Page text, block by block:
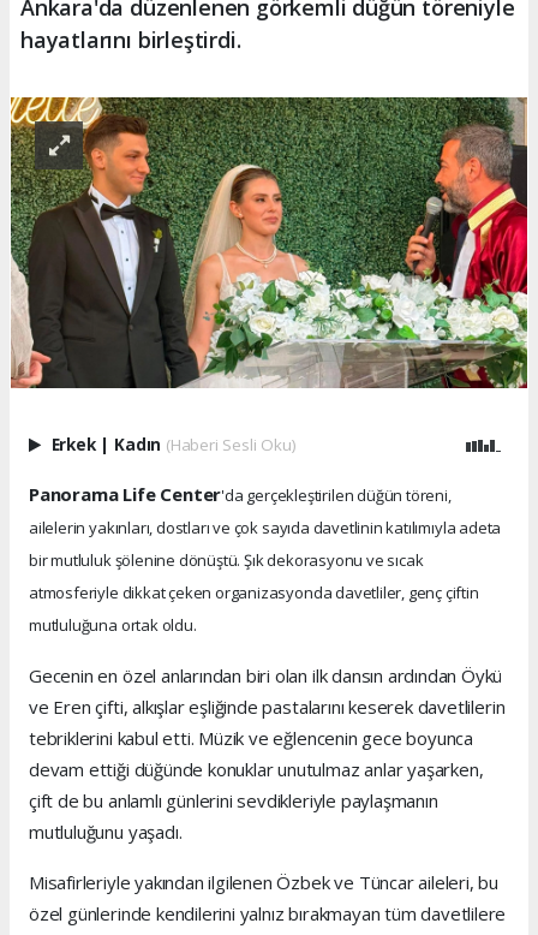
Ankara'da düzenlenen görkemli düğün töreniyle
hayatlarını birleştirdi.
Erkek | Kadın (Haberi Sesli Oku)
Panorama Life Center'da gerçekleştirilen düğün töreni,
ailelerin yakınları, dostları ve çok sayıda davetlinin katılımıyla adeta
bir mutluluk şölenine dönüştü. Şık dekorasyonu ve sıcak
atmosferiyle dikkat çeken organizasyonda davetliler, genç çiftin
mutluluğuna ortak oldu.
Gecenin en özel anlarından biri olan ilk dansın ardından Öykü
ve Eren çifti, alkışlar eşliğinde pastalarını keserek davetlilerin
tebriklerini kabul etti. Müzik ve eğlencenin gece boyunca
devam ettiği düğünde konuklar unutulmaz anlar yaşarken,
çift de bu anlamlı günlerini sevdikleriyle paylaşmanın
mutluluğunu yaşadı.
Misafirleriyle yakından ilgilenen Özbek ve Tüncar aileleri, bu
özel günlerinde kendilerini yalnız bırakmayan tüm davetlilere